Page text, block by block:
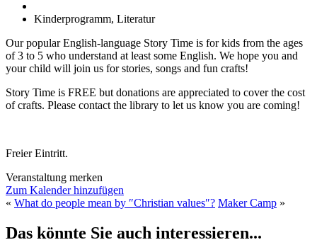
Kinderprogramm, Literatur
Our popular English-language Story Time is for kids from the ages
of 3 to 5 who understand at least some English. We hope you and
your child will join us for stories, songs and fun crafts!
Story Time is FREE but donations are appreciated to cover the cost
of crafts. Please contact the library to let us know you are coming!
Freier Eintritt.
Veranstaltung merken
Zum Kalender hinzufügen
« What do people mean by ″Christian values″? Maker Camp »
Das könnte Sie auch interessieren...